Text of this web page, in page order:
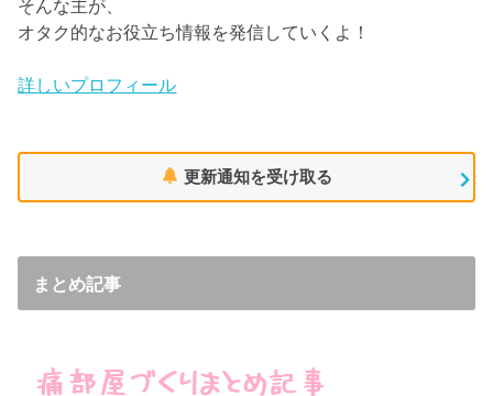
そんな主が、
オタク的なお役立ち情報を発信していくよ！
詳しいプロフィール
更新通知を受け取る
まとめ記事